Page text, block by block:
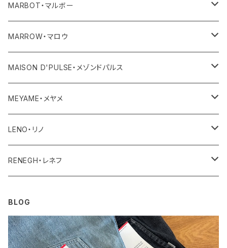
その他
ワンピース・サロペット
その他
ボトム
その他
その他
アウター
トップス
レディース
ユニセックス・メンズ
ボトム
レディース
ユニセックスメンズ
MARBOT・マルボー
シューズ
MARROW・マロウ
バッグ
その他
MAISON D'PULSE・メゾンドパルス
アクセサリー
その他
MEYAME・メヤメ
アウター
トップス
ワンピース・オールインワン
LENO・リノ
アウター
ボトム
RENEGH・レネフ
トップス
BLOG